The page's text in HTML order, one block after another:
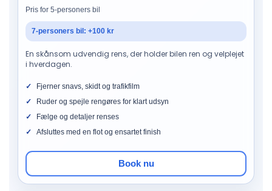
Pris for 5-personers bil
7-personers bil: +100 kr
En skånsom udvendig rens, der holder bilen ren og velplejet
i hverdagen.
Fjerner snavs, skidt og trafikfilm
Ruder og spejle rengøres for klart udsyn
Fælge og detaljer renses
Afsluttes med en flot og ensartet finish
Book nu